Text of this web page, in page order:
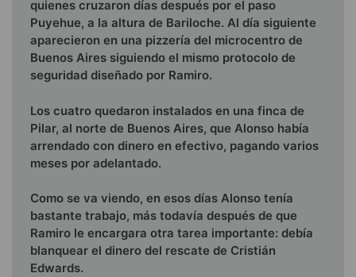
quienes cruzaron días después por el paso
Puyehue, a la altura de Bariloche. Al día siguiente
aparecieron en una pizzería del mi­crocentro de
Buenos Aires siguiendo el mismo protocolo de
seguridad diseñado por Ramiro.
Los cuatro quedaron instalados en una finca de
Pilar, al norte de Buenos Aires, que Alonso había
arrendado con dinero en efectivo, pagando varios
meses por adelantado.
Como se va viendo, en esos días Alonso tenía
bastante tra­bajo, más todavía después de que
Ramiro le encargara otra tarea importante: debía
blanquear el dinero del rescate de Cristián
Edwards.